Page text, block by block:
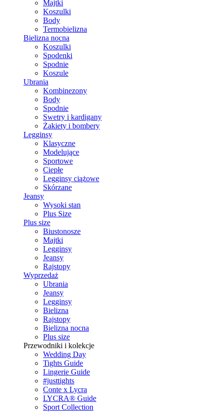
Majtki
Koszulki
Body
Termobielizna
Bielizna nocna
Koszulki
Spodenki
Spodnie
Koszule
Ubrania
Kombinezony
Body
Spodnie
Swetry i kardigany
Żakiety i bombery
Legginsy
Klasyczne
Modelujące
Sportowe
Ciepłe
Legginsy ciążowe
Skórzane
Jeansy
Wysoki stan
Plus Size
Plus size
Biustonosze
Majtki
Legginsy
Jeansy
Rajstopy
Wyprzedaż
Ubrania
Jeansy
Legginsy
Bielizna
Rajstopy
Bielizna nocna
Plus size
Przewodniki i kolekcje
Wedding Day
Tights Guide
Lingerie Guide
#justtights
Conte x Lycra
LYCRA® Guide
Sport Сollection